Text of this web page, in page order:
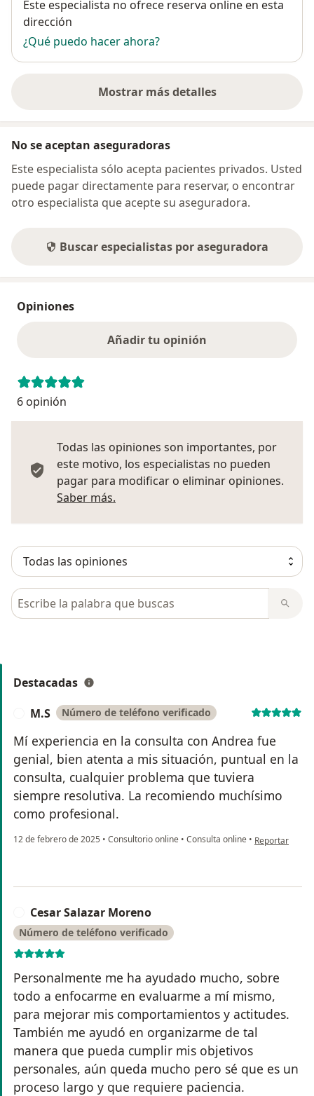
Este especialista no ofrece reserva online en esta
dirección
¿Qué puedo hacer ahora?
Mostrar más detalles
sobre la dirección
No se aceptan aseguradoras
Este especialista sólo acepta pacientes privados. Usted
puede pagar directamente para reservar, o encontrar
otro especialista que acepte su aseguradora.
Buscar especialistas por aseguradora
Opiniones
Añadir tu opinión
6 opinión
Todas las opiniones son importantes, por
este motivo, los especialistas no pueden
pagar para modificar o eliminar opiniones.
Saber más.
Busca en opiniones
Destacadas
M.S Número de teléfono verificado
Mí experiencia en la consulta con Andrea fue
genial, bien atenta a mis situación, puntual en la
consulta, cualquier problema que tuviera
siempre resolutiva. La recomiendo muchísimo
como profesional.
12 de febrero de 2025 • Consultorio online • Consulta online • en opinión del
Reportar
Cesar Salazar Moreno
Número de teléfono verificado
Personalmente me ha ayudado mucho, sobre
todo a enfocarme en evaluarme a mí mismo,
para mejorar mis comportamientos y actitudes.
También me ayudó en organizarme de tal
manera que pueda cumplir mis objetivos
personales, aún queda mucho pero sé que es un
proceso largo y que requiere paciencia.